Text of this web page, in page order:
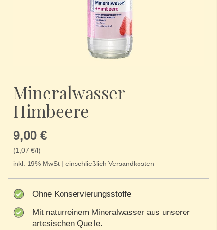
der
Bildergalerie
springen
Mineralwasser
Himbeere
9,00 €
(1,07 €/l)
inkl. 19% MwSt | einschließlich Versandkosten
Ohne Konservierungsstoffe
Mit naturreinem Mineralwasser aus unserer
artesischen Quelle.